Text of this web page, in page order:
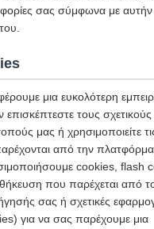
σας σύμφωνα με αυτήν
μια ευκολότερη
τους σχετικούς
μας ή χρησιμοποιείτε
από την πλατφόρμα,
cookies, flash
που παρέχεται από
σας ή σχετικές
για να σας παρέχουμε μια